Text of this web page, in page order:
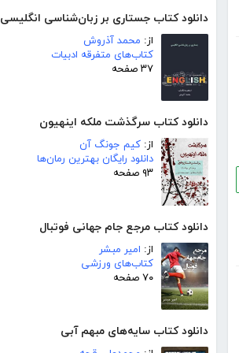
دانلود کتاب جستاری بر زبان‌شناسی انگلیسی
از: محمد آذروش
کتاب‌های متفرقه ادبیات
۳۷ صفحه
دانلود کتاب سرگذشت ملکه اینهیون
از: کیم جونگ آن
دانلود رایگان بهترین رمان‌ها
۹۳ صفحه
دانلود کتاب مرجع جام جهانی فوتبال
از: امیر مبشر
کتاب‌های ورزشی
۷۰ صفحه
دانلود کتاب سایه‌های مبهم آبی